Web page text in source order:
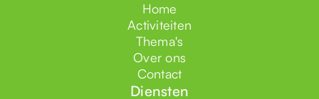
Home
Activiteiten
Thema's
Over ons
Contact
Diensten